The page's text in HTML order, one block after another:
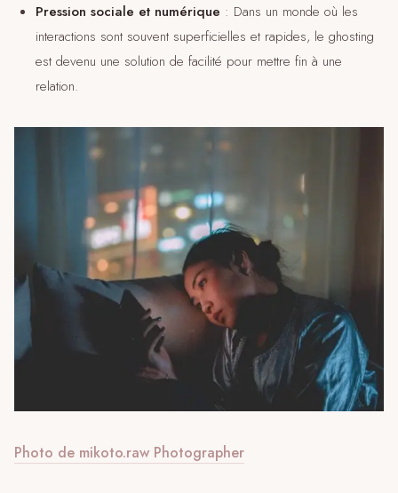
Pression sociale et numérique : Dans un monde où les
interactions sont souvent superficielles et rapides, le ghosting
est devenu une solution de facilité pour mettre fin à une
relation.
Photo de mikoto.raw Photographer